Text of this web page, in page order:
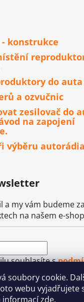
soubory cookie.
webu vyjadřujete
informacízde.
konstrukce
do auta
a ozvučnic
zesilovač do
na zapojení
výběru
a my vám budeme
na našem e-
souhlasíte s
údajů